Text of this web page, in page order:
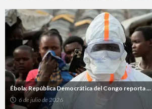
Ébola: República Democrática del Congo reporta ...
6 de julio de 2026